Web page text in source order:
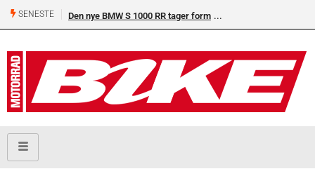
SENESTE Den nye BMW S 1000 RR tager form